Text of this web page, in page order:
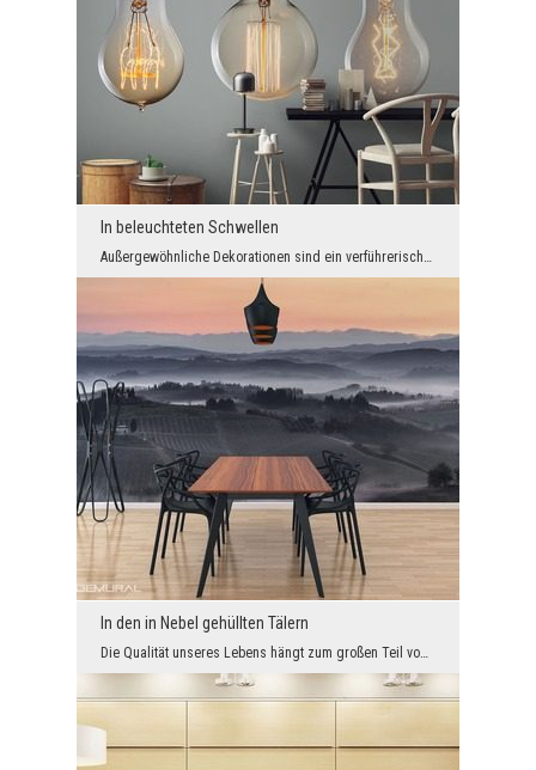
In beleuchteten Schwellen
Außergewöhnliche Dekorationen sind ein verführerisches Element jeder Innenausstattung. Wenn Sie z...
In den in Nebel gehüllten Tälern
Die Qualität unseres Lebens hängt zum großen Teil vom Aussehen unserer Umgebung ab, wo wir den Al...